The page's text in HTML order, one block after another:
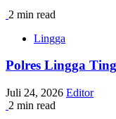
2 min read
Lingga
Polres Lingga
Juli 24, 2026 Editor
2 min read